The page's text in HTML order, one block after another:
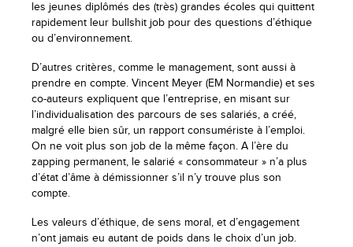
les jeunes diplômés des (très) grandes écoles qui quittent
rapidement leur bullshit job pour des questions d’éthique
ou d’environnement.
D’autres critères, comme le management, sont aussi à
prendre en compte. Vincent Meyer (EM Normandie) et ses
co-auteurs expliquent que l’entreprise, en misant sur
l’individualisation des parcours de ses salariés, a créé,
malgré elle bien sûr, un rapport consumériste à l’emploi.
On ne voit plus son job de la même façon. A l’ère du
zapping permanent, le salarié « consommateur » n’a plus
d’état d’âme à démissionner s’il n’y trouve plus son
compte.
Les valeurs d’éthique, de sens moral, et d’engagement
n’ont jamais eu autant de poids dans le choix d’un job.